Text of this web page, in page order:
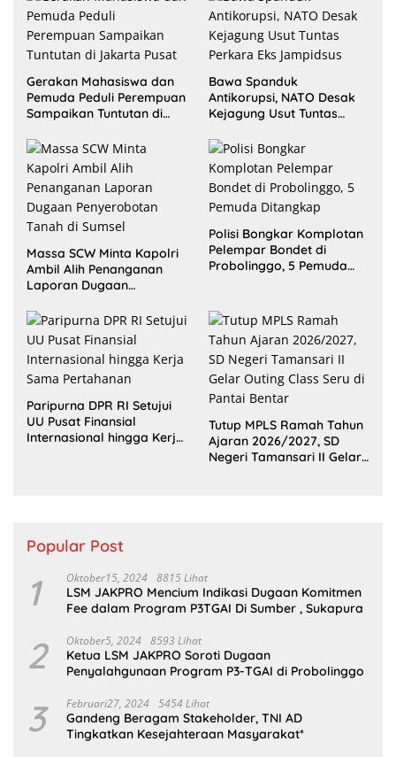
Gerakan Mahasiswa dan
Pemuda Peduli Perempuan
Sampaikan Tuntutan di
Bawa Spanduk
Antikorupsi, NATO Desak
Kejagung Usut Tuntas
Massa SCW Minta Kapolri
Ambil Alih Penanganan
Laporan Dugaan
Sumsel
Polisi Bongkar Komplotan
Pelempar Bondet di
Probolinggo, 5 Pemuda
Paripurna DPR RI Setujui
UU Pusat Finansial
Internasional hingga Kerja
Tutup MPLS Ramah Tahun
Ajaran 2026/2027, SD
Negeri Tamansari II Gelar
Popular Post
1 Oktober15, 2024 8815 Lihat
LSM JAKPRO Mencium Indikasi Dugaan Komitmen
Fee dalam Program P3TGAI Di Sumber , Sukapura
2 Oktober5, 2024 8593 Lihat
Ketua LSM JAKPRO Soroti Dugaan
Penyalahgunaan Program P3-TGAI di Probolinggo
3 Februari27, 2024 5454 Lihat
Gandeng Beragam Stakeholder, TNI AD
Tingkatkan Kesejahteraan Masyarakat*